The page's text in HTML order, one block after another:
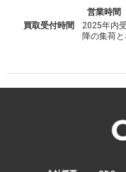
営業時間
買取受付時間
2025年内
降の集荷